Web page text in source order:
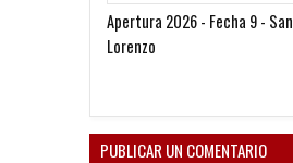
Apertura 2026 - Fecha 9 - San
Lorenzo
PUBLICAR UN COMENTARIO